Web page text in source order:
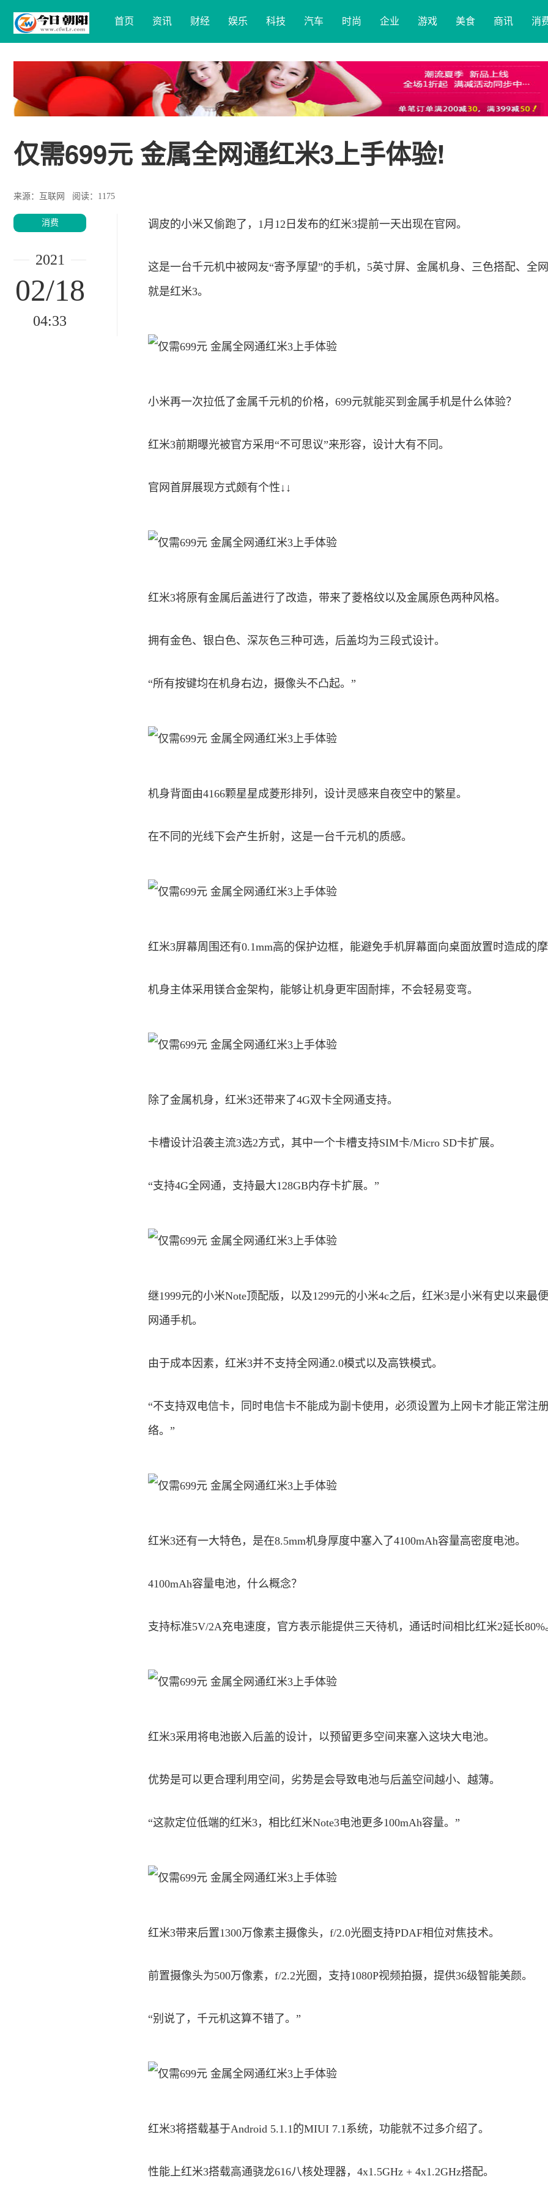
首页 资讯 财经 娱乐 科技 汽车 时尚 企业 游戏 美食 商讯 消
仅需699元 金属全网通红米3上手体验!
来源：互联网 阅读：1175
消费
2021
02/18
04:33
调皮的小米又偷跑了，1月12日发布的红米3提前一天出现在官网。
这是一台千元机中被网友“寄予厚望”的手机，5英寸屏、金属机身、三色搭配、全
就是红米3。
小米再一次拉低了金属千元机的价格，699元就能买到金属手机是什么体验？
红米3前期曝光被官方采用“不可思议”来形容，设计大有不同。
官网首屏展现方式颇有个性↓↓
红米3将原有金属后盖进行了改造，带来了菱格纹以及金属原色两种风格。
拥有金色、银白色、深灰色三种可选，后盖均为三段式设计。
“所有按键均在机身右边，摄像头不凸起。”
机身背面由4166颗星星成菱形排列，设计灵感来自夜空中的繁星。
在不同的光线下会产生折射，这是一台千元机的质感。
红米3屏幕周围还有0.1mm高的保护边框，能避免手机屏幕面向桌面放置时造成的
机身主体采用镁合金架构，能够让机身更牢固耐摔，不会轻易变弯。
除了金属机身，红米3还带来了4G双卡全网通支持。
卡槽设计沿袭主流3选2方式，其中一个卡槽支持SIM卡/Micro SD卡扩展。
“支持4G全网通，支持最大128GB内存卡扩展。”
继1999元的小米Note顶配版，以及1299元的小米4c之后，红米3是小米有史以来最
网通手机。
由于成本因素，红米3并不支持全网通2.0模式以及高铁模式。
“不支持双电信卡，同时电信卡不能成为副卡使用，必须设置为上网卡才能正常注
络。”
红米3还有一大特色，是在8.5mm机身厚度中塞入了4100mAh容量高密度电池。
4100mAh容量电池，什么概念？
支持标准5V/2A充电速度，官方表示能提供三天待机，通话时间相比红米2延长80%
红米3采用将电池嵌入后盖的设计，以预留更多空间来塞入这块大电池。
优势是可以更合理利用空间，劣势是会导致电池与后盖空间越小、越薄。
“这款定位低端的红米3，相比红米Note3电池更多100mAh容量。”
红米3带来后置1300万像素主摄像头，f/2.0光圈支持PDAF相位对焦技术。
前置摄像头为500万像素，f/2.2光圈，支持1080P视频拍摄，提供36级智能美颜。
“别说了，千元机这算不错了。”
红米3将搭载基于Android 5.1.1的MIUI 7.1系统，功能就不过多介绍了。
性能上红米3搭载高通骁龙616八核处理器，4x1.5GHz + 4x1.2GHz搭配。